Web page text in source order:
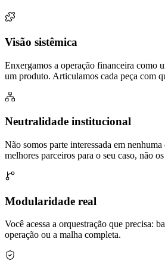
Visão sistêmica
Enxergamos a operação financeira como
um produto. Articulamos cada peça com
Neutralidade institucional
Não somos parte interessada em
melhores parceiros para o seu caso, não os
Modularidade real
Você acessa a orquestração que precisa:
operação ou a malha completa.